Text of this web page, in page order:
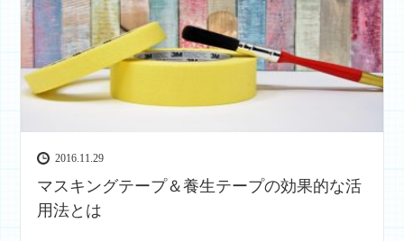
2016.11.29
マスキングテープ＆養生テープの効果的な活
用法とは